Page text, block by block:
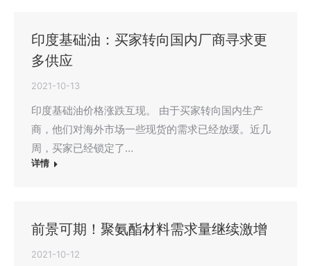
印度基础油：买家转向国内厂商寻求更
多供应
2021-10-13
印度基础油价格涨跌互现。 由于买家转向国内生产
商，他们对海外市场一些现货的需求已经放缓。近几
周，买家已经锁定了…
详情
前景可期！聚氨酯材料需求量继续激增
2021-10-12